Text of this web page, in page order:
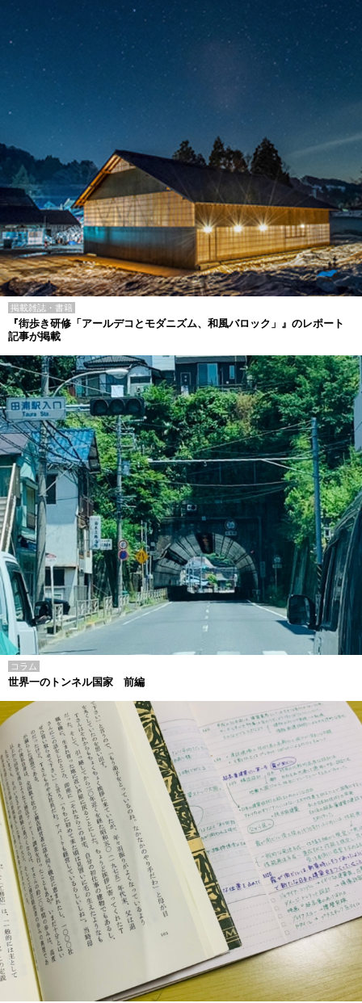
掲載雑誌・書籍
『街歩き研修「アールデコとモダニズム、和風バロック」』のレポート
記事が掲載
コラム
世界一のトンネル国家 前編